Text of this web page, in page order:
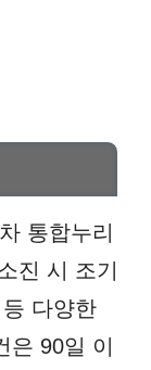
통합누리
진 시 조기
다양한
은 90일 이